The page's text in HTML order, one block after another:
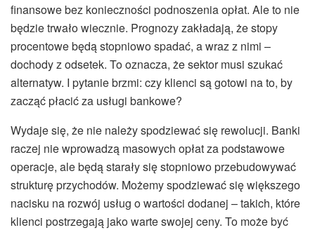
finansowe bez konieczności podnoszenia opłat. Ale to nie
będzie trwało wiecznie. Prognozy zakładają, że stopy
procentowe będą stopniowo spadać, a wraz z nimi –
dochody z odsetek. To oznacza, że sektor musi szukać
alternatyw. I pytanie brzmi: czy klienci są gotowi na to, by
zacząć płacić za usługi bankowe?
Wydaje się, że nie należy spodziewać się rewolucji. Banki
raczej nie wprowadzą masowych opłat za podstawowe
operacje, ale będą starały się stopniowo przebudowywać
strukturę przychodów. Możemy spodziewać się większego
nacisku na rozwój usług o wartości dodanej – takich, które
klienci postrzegają jako warte swojej ceny. To może być